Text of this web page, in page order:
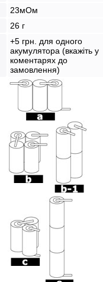
23мОм
26 г
+5 грн. для одного
акумулятора (вкажіть у
коментарях до
замовлення)